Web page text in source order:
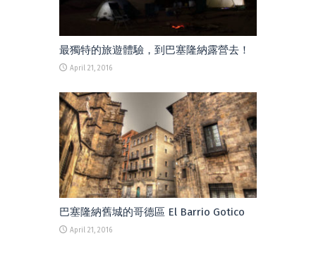
最獨特的旅遊體驗，到巴塞隆納露營去！
April 21, 2016
巴塞隆納舊城的哥德區 El Barrio Gotico
April 21, 2016